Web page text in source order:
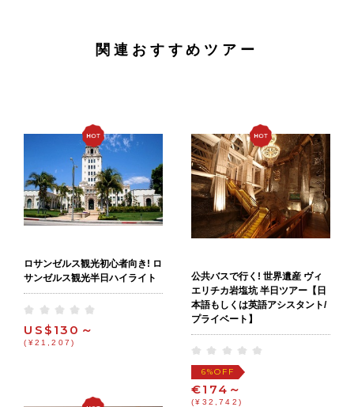
関連おすすめツアー
ロサンゼルス観光初心者向き! ロ
サンゼルス観光半日ハイライト
US$130～
(¥21,207)
公共バスで行く! 世界遺産 ヴィ
エリチカ岩塩坑 半日ツアー【日
本語もしくは英語アシスタント/
プライベート】
6%OFF
€174～
(¥32,742)